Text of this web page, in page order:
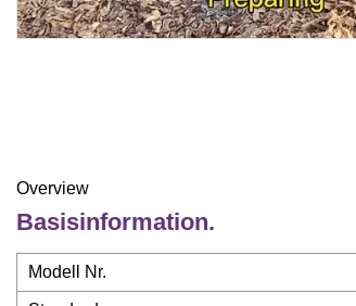
Overview
Basisinformation.
Modell Nr.